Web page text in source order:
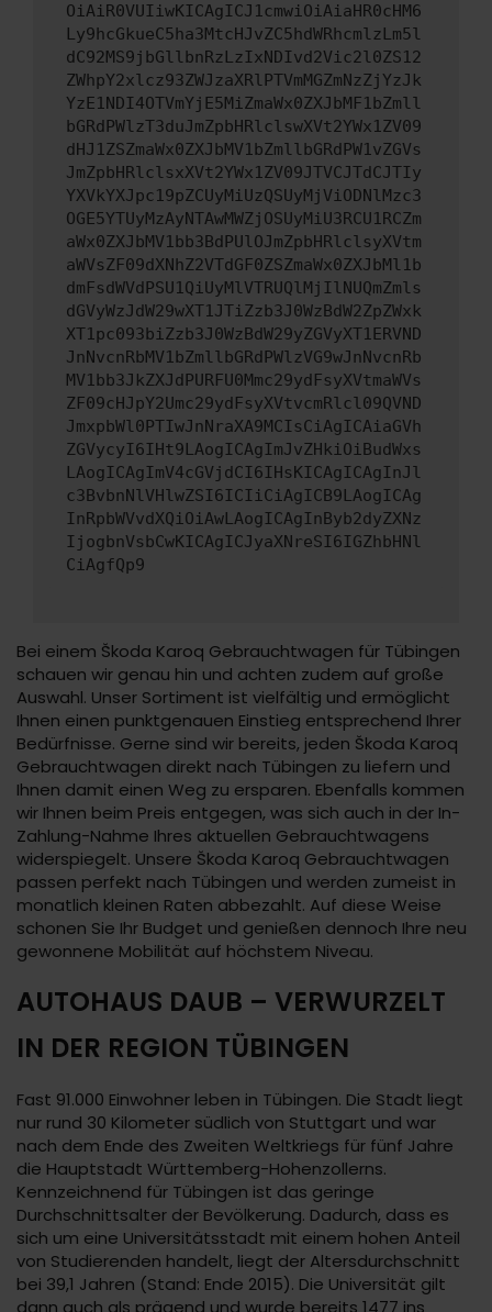
OiAiR0VUIiwKICAgICJ1cmwiOiAiaHR0cHM6
Ly9hcGkueC5ha3MtcHJvZC5hdWRhcmlzLm5l
dC92MS9jbGllbnRzLzIxNDIvd2Vic2l0ZS12
ZWhpY2xlcz93ZWJzaXRlPTVmMGZmNzZjYzJk
YzE1NDI4OTVmYjE5MiZmaWx0ZXJbMF1bZmll
bGRdPWlzT3duJmZpbHRlclswXVt2YWx1ZV09
dHJ1ZSZmaWx0ZXJbMV1bZmllbGRdPW1vZGVs
JmZpbHRlclsxXVt2YWx1ZV09JTVCJTdCJTIy
YXVkYXJpc19pZCUyMiUzQSUyMjViODNlMzc3
OGE5YTUyMzAyNTAwMWZjOSUyMiU3RCU1RCZm
aWx0ZXJbMV1bb3BdPUlOJmZpbHRlclsyXVtm
aWVsZF09dXNhZ2VTdGF0ZSZmaWx0ZXJbMl1b
dmFsdWVdPSU1QiUyMlVTRUQlMjIlNUQmZmls
dGVyWzJdW29wXT1JTiZzb3J0WzBdW2ZpZWxk
XT1pc093biZzb3J0WzBdW29yZGVyXT1ERVND
JnNvcnRbMV1bZmllbGRdPWlzVG9wJnNvcnRb
MV1bb3JkZXJdPURFU0Mmc29ydFsyXVtmaWVs
ZF09cHJpY2Umc29ydFsyXVtvcmRlcl09QVND
JmxpbWl0PTIwJnNraXA9MCIsCiAgICAiaGVh
ZGVycyI6IHt9LAogICAgImJvZHkiOiBudWxs
LAogICAgImV4cGVjdCI6IHsKICAgICAgInJl
c3BvbnNlVHlwZSI6ICIiCiAgICB9LAogICAg
InRpbWVvdXQiOiAwLAogICAgInByb2dyZXNz
IjogbnVsbCwKICAgICJyaXNreSI6IGZhbHNl
CiAgfQp9
Bei einem Škoda Karoq Gebrauchtwagen für Tübingen
schauen wir genau hin und achten zudem auf große
Auswahl. Unser Sortiment ist vielfältig und ermöglicht
Ihnen einen punktgenauen Einstieg entsprechend Ihrer
Bedürfnisse. Gerne sind wir bereits, jeden Škoda Karoq
Gebrauchtwagen direkt nach Tübingen zu liefern und
Ihnen damit einen Weg zu ersparen. Ebenfalls kommen
wir Ihnen beim Preis entgegen, was sich auch in der In-
Zahlung-Nahme Ihres aktuellen Gebrauchtwagens
widerspiegelt. Unsere Škoda Karoq Gebrauchtwagen
passen perfekt nach Tübingen und werden zumeist in
monatlich kleinen Raten abbezahlt. Auf diese Weise
schonen Sie Ihr Budget und genießen dennoch Ihre neu
gewonnene Mobilität auf höchstem Niveau.
AUTOHAUS DAUB – VERWURZELT
IN DER REGION TÜBINGEN
Fast 91.000 Einwohner leben in Tübingen. Die Stadt liegt
nur rund 30 Kilometer südlich von Stuttgart und war
nach dem Ende des Zweiten Weltkriegs für fünf Jahre
die Hauptstadt Württemberg-Hohenzollerns.
Kennzeichnend für Tübingen ist das geringe
Durchschnittsalter der Bevölkerung. Dadurch, dass es
sich um eine Universitätsstadt mit einem hohen Anteil
von Studierenden handelt, liegt der Altersdurchschnitt
bei 39,1 Jahren (Stand: Ende 2015). Die Universität gilt
dann auch als prägend und wurde bereits 1477 ins